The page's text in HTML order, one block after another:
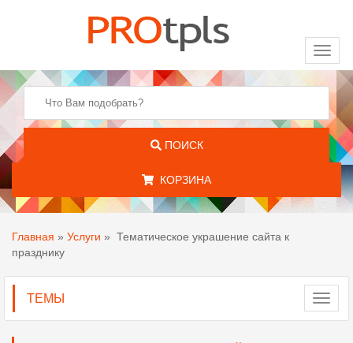
ПОИСК
КОРЗИНА
Главная » Услуги » Тематическое украшение сайта к
празднику
ТЕМЫ